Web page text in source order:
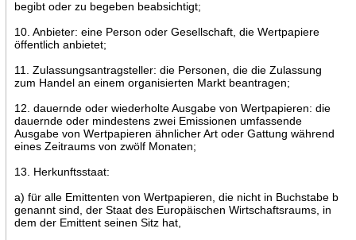
begibt oder zu begeben beabsichtigt;
10. Anbieter: eine Person oder Gesellschaft, die Wertpapiere
öffentlich anbietet;
11. Zulassungsantragsteller: die Personen, die die Zulassung
zum Handel an einem organisierten Markt beantragen;
12. dauernde oder wiederholte Ausgabe von Wertpapieren: die
dauernde oder mindestens zwei Emissionen umfassende
Ausgabe von Wertpapieren ähnlicher Art oder Gattung während
eines Zeitraums von zwölf Monaten;
13. Herkunftsstaat:
a) für alle Emittenten von Wertpapieren, die nicht in Buchstabe b
genannt sind, der Staat des Europäischen Wirtschaftsraums, in
dem der Emittent seinen Sitz hat,